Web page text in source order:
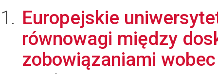
Europejskie
równowagi między
zobowiązaniami